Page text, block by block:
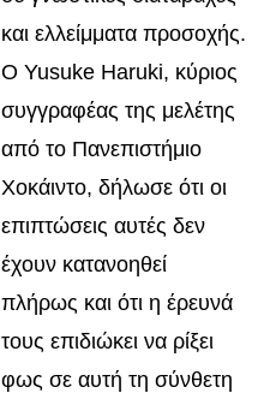
και ελλείμματα προσοχής.
Ο Yusuke Haruki, κύριος
συγγραφέας της μελέτης
από το Πανεπιστήμιο
Χοκάιντο, δήλωσε ότι οι
επιπτώσεις αυτές δεν
έχουν κατανοηθεί
πλήρως και ότι η έρευνά
τους επιδιώκει να ρίξει
φως σε αυτή τη σύνθετη